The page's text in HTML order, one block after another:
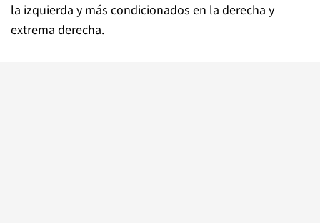
la izquierda y más condicionados en la derecha y
extrema derecha.